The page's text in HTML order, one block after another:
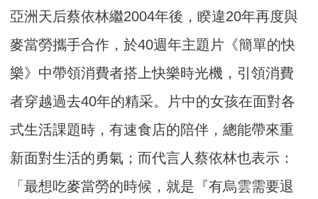
亞洲天后蔡依林繼2004年後，睽違20年再度與
麥當勞攜手合作，於40週年主題片《簡單的快
樂》中帶領消費者搭上快樂時光機，引領消費
者穿越過去40年的精采。片中的女孩在面對各
式生活課題時，有速食店的陪伴，總能帶來重
新面對生活的勇氣；而代言人蔡依林也表示：
「最想吃麥當勞的時候，就是『有烏雲需要退